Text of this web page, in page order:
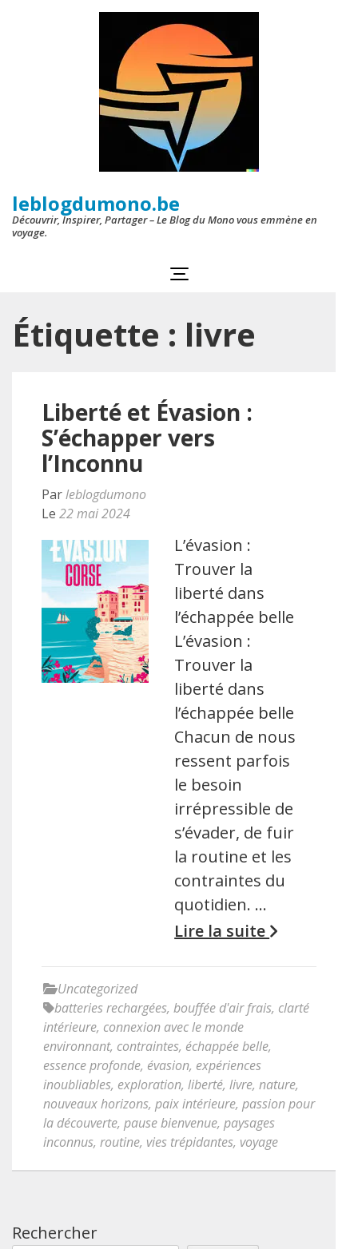
leblogdumono.be
Découvrir, Inspirer, Partager – Le Blog du Mono vous emmène en
voyage.
Étiquette : livre
Liberté et Évasion :
S’échapper vers
l’Inconnu
Parleblogdumono
Le 22 mai 2024
L’évasion :
Trouver la
liberté dans
l’échappée belle
L’évasion :
Trouver la
liberté dans
l’échappée belle
Chacun de nous
ressent parfois
le besoin
irrépressible de
s’évader, de fuir
la routine et les
contraintes du
quotidien. …
Lire la suite
Uncategorized
batteries rechargées, bouffée d'air frais, clarté
intérieure, connexion avec le monde
environnant, contraintes, échappée belle,
essence profonde, évasion, expériences
inoubliables, exploration, liberté, livre, nature,
nouveaux horizons, paix intérieure, passion pour
la découverte, pause bienvenue, paysages
inconnus, routine, vies trépidantes, voyage
Rechercher